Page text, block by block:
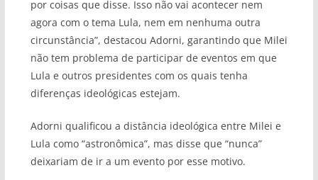
por coisas que disse. Isso não vai acontecer nem
agora com o tema Lula, nem em nenhuma outra
circunstância”, destacou Adorni, garantindo que Milei
não tem problema de participar de eventos em que
Lula e outros presidentes com os quais tenha
diferenças ideológicas estejam.
Adorni qualificou a distância ideológica entre Milei e
Lula como “astronômica”, mas disse que “nunca”
deixariam de ir a um evento por esse motivo.